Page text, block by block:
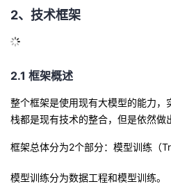
的
客
我
论
坛
的
圈
子
我
的
直
播
我
的
活
我
的
堂
我
的
课
程
我
的
认
我
的
我
的
技
支
我
的
声
2、技术框架
2.1 框架概述
整个框架是使用现有大模型的能力，
栈都是现有技术的整合，但是依然做
框架总体分为2个部分：模型训练（
模型训练分为数据工程和模型训练。